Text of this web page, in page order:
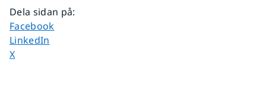
Dela sidan på:
Dela sidan på
Facebook
Dela sidan på
LinkedIn
Dela sidan på
X